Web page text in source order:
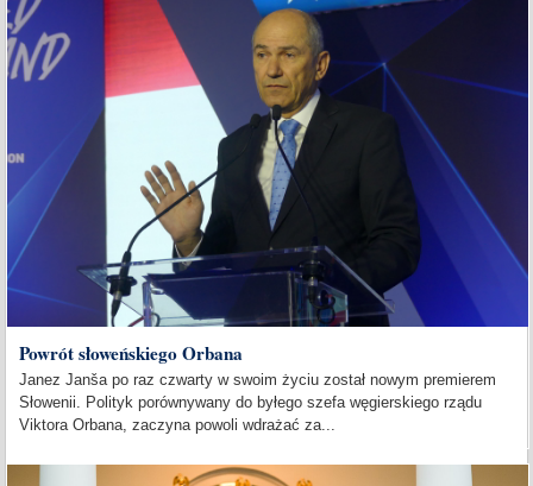
Powrót słoweńskiego Orbana
Janez Janša po raz czwarty w swoim życiu został nowym premierem
Słowenii. Polityk porównywany do byłego szefa węgierskiego rządu
Viktora Orbana, zaczyna powoli wdrażać za...